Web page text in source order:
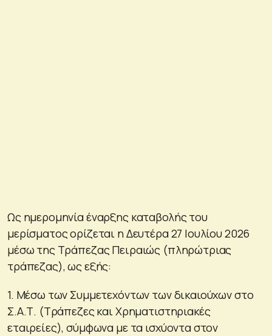
Ως ημερομηνία έναρξης καταβολής του
μερίσματος ορίζεται η Δευτέρα 27 Ιουλίου 2026
μέσω της Τράπεζας Πειραιώς (πληρώτριας
τράπεζας), ως εξής:
1. Μέσω των Συμμετεχόντων των δικαιούχων στο
Σ.Α.Τ. (Τράπεζες και Χρηματιστηριακές
εταιρείες), σύμφωνα με τα ισχύοντα στον